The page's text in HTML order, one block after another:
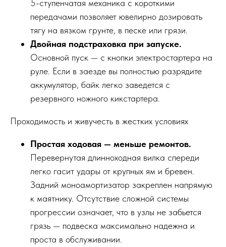
5-ступенчатая механика с короткими
передачами позволяет ювелирно дозировать
тягу на вязком грунте, в песке или грязи.
Двойная подстраховка при запуске.
Основной пуск — с кнопки электростартера на
руле. Если в заезде вы полностью разрядите
аккумулятор, байк легко заведется с
резервного ножного кикстартера.
Проходимость и живучесть в жестких условиях
Простая ходовая — меньше ремонтов.
Перевернутая длинноходная вилка спереди
легко гасит удары от крупных ям и бревен.
Задний моноамортизатор закреплен напрямую
к маятнику. Отсутствие сложной системы
прогрессии означает, что в узлы не забьется
грязь — подвеска максимально надежна и
проста в обслуживании.